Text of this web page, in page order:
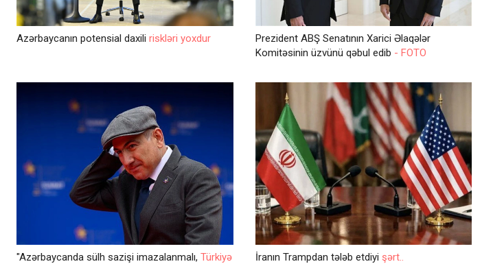
Azərbaycanın potensial daxili riskləri yoxdur
Prezident ABŞ Senatının Xarici Əlaqələr
Komitəsinin üzvünü qəbul edib - FOTO
"Azərbaycanda sülh sazişi imazalanmalı, Türkiyə
İranın Trampdan tələb etdiyi şərt..